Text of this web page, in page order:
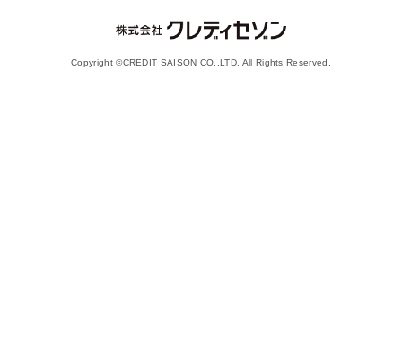
Copyright ©CREDIT SAISON CO.,LTD. All Rights Reserved.